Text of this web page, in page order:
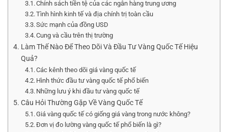
Chính sách tiền tệ của các ngân hàng trung ương
Tình hình kinh tế và địa chính trị toàn cầu
Sức mạnh của đồng USD
Cung và cầu trên thị trường
Làm Thế Nào Để Theo Dõi Và Đầu Tư Vàng Quốc Tế Hiệu
Quả?
Các kênh theo dõi giá vàng quốc tế
Hình thức đầu tư vàng quốc tế phổ biến
Những lưu ý khi đầu tư vàng quốc tế
Câu Hỏi Thường Gặp Về Vàng Quốc Tế
Giá vàng quốc tế có giống giá vàng trong nước không?
Đơn vị đo lường vàng quốc tế phổ biến là gì?